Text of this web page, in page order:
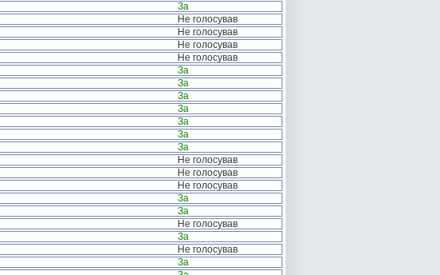
За
Не голосував
Не голосував
Не голосував
Не голосував
За
За
За
За
За
За
За
Не голосував
Не голосував
Не голосував
За
За
Не голосував
За
Не голосував
За